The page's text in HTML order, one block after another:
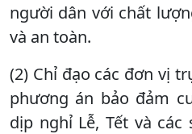
người dân với chất
và an toàn.
(2) Chỉ đạo các đơn vị
phương án bảo đảm
dịp nghỉ Lễ, Tết và